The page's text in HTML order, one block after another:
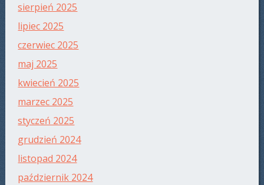
sierpień 2025
lipiec 2025
czerwiec 2025
maj 2025
kwiecień 2025
marzec 2025
styczeń 2025
grudzień 2024
listopad 2024
październik 2024